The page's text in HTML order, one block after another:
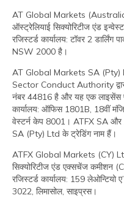
AT Global Markets
ऑस्ट्रेलियाई सिक्योरिटीज एंड
रजिस्‍टर्ड कार्यालय: टॉवर 2
NSW 2000 है।
AT Global Markets SA (Pty)
Sector Conduct Authority
नंबर 44816 है और यह एक लाइसेंस
कार्यालय: ऑफिस 1801B, 18वीं
वेस्टर्न केप 8001। ATFX SA
SA (Pty) Ltd के ट्रेडिंग नाम हैं।
ATFX Global Markets (CY)
सिक्योरिटीज एंड एक्सचेंज कमीशन
रजिस्‍टर्ड कार्यालय: 159 लेओन्टियो
3022, लिमासोल, साइप्रस।